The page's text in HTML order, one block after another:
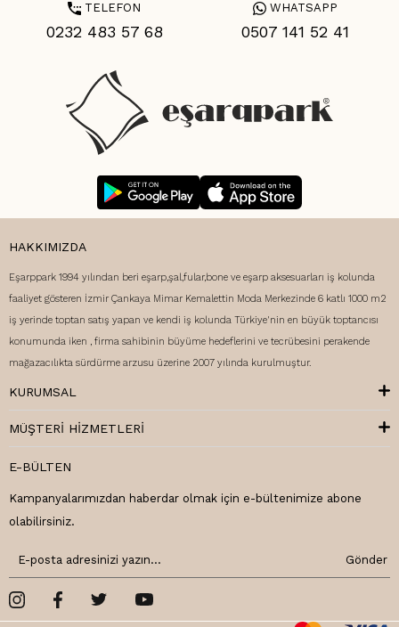
TELEFON
0232 483 57 68
WHATSAPP
0507 141 52 41
HAKKIMIZDA
Eşarppark 1994 yılından beri eşarp,şal,fular,bone ve eşarp aksesuarları iş kolunda
faaliyet gösteren İzmir Çankaya Mimar Kemalettin Moda Merkezinde 6 katlı 1000 m2
iş yerinde toptan satış yapan ve kendi iş kolunda Türkiye'nin en büyük toptancısı
konumunda iken , firma sahibinin büyüme hedeflerini ve tecrübesini perakende
mağazacılıkta sürdürme arzusu üzerine 2007 yılında kurulmuştur.
KURUMSAL
MÜŞTERI HIZMETLERI
E-BÜLTEN
Kampanyalarımızdan haberdar olmak için e-bültenimize abone
olabilirsiniz.
Gönder